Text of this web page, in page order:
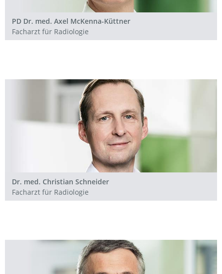
PD Dr. med. Axel McKenna-Küttner
Facharzt für Radiologie
Dr. med. Christian Schneider
Facharzt für Radiologie